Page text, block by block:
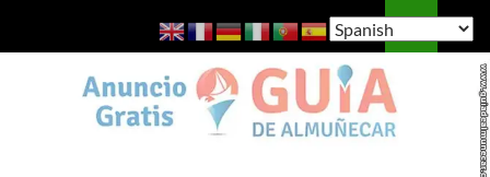
Guía de Almuñécar
MENÚ